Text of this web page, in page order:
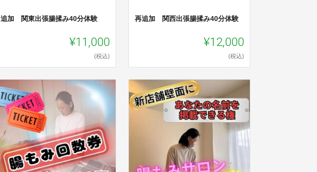
追加 関東出張腸揉み40分体験
¥11,000
(税込)
再追加 関西出張腸揉み40分体験
¥12,000
(税込)